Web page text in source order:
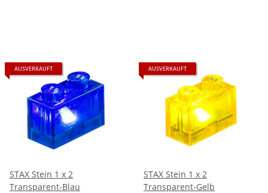
AUSVERKAUFT
STAX Stein 1 x 2
Transparent-Blau
AUSVERKAUFT
STAX Stein 1 x 2
Transparent-Gelb